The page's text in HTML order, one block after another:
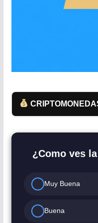
¿Como ves
Muy Buena
Buena